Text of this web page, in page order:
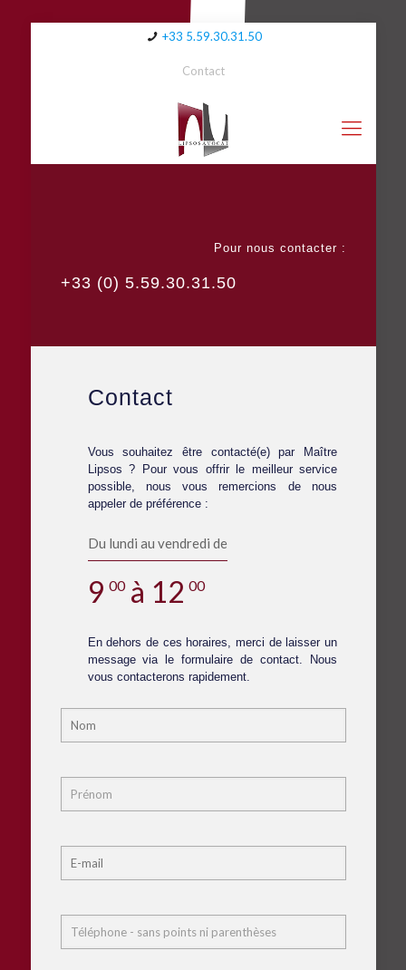
+33 5.59.30.31.50
Contact
Pour nous contacter :
+33 (0) 5.59.30.31.50
Contact
Vous souhaitez être contacté(e) par Maître
Lipsos ? Pour vous offrir le meilleur service
possible, nous vous remercions de nous
appeler de préférence :
Du lundi au vendredi de
9 00à 12 00
En dehors de ces horaires, merci de laisser un
message via le formulaire de contact. Nous
vous contacterons rapidement.